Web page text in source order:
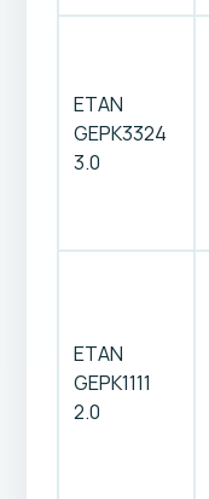
ETAN
GEPK3324
3.0
ETAN
GEPK1111
2.0